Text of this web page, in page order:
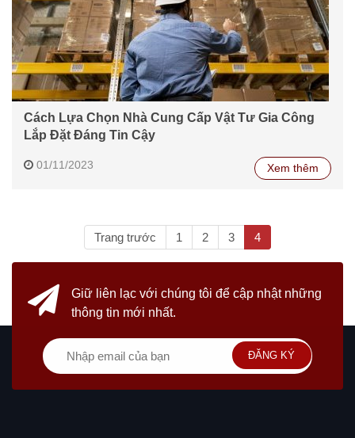
Cách Lựa Chọn Nhà Cung Cấp Vật Tư Gia Công
Lắp Đặt Đáng Tin Cậy
01/11/2023 Xem thêm
Trang trước 1 2 3 4(current)
Giữ liên lạc với chúng tôi để cập nhật những
thông tin mới nhất.
ĐĂNG KÝ